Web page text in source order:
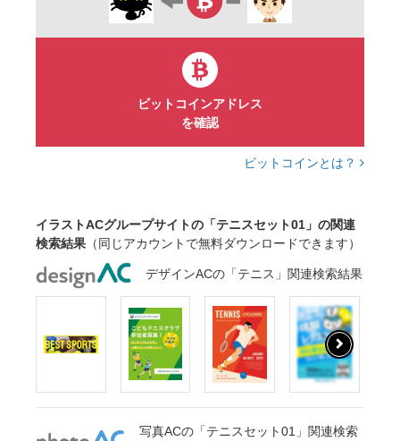
ビットコインアドレス
を確認
ビットコインとは？
イラストACグループサイトの「テニスセット01」の関連
検索結果 （同じアカウントで無料ダウンロードできます）
デザインACの「テニス」関連検索結果
写真ACの「テニスセット01」関連検索